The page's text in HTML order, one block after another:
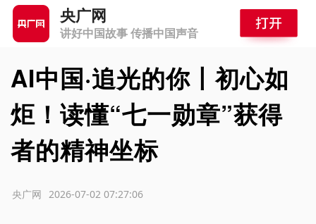
央广网
讲好中国故事 传播中国声音
AI中国·追光的你丨初心如
炬！读懂“七一勋章”获得
者的精神坐标
2026-07-02 07:27:06
央广网